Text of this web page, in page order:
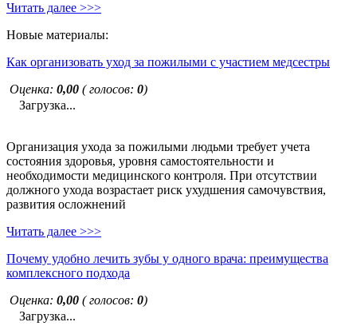
Читать далее >>>
Новые материалы:
Как организовать уход за пожилыми с участием медсестры
Оценка: 0,00 ( голосов: 0)
Загрузка...
Организация ухода за пожилыми людьми требует учета
состояния здоровья, уровня самостоятельности и
необходимости медицинского контроля. При отсутствии
должного ухода возрастает риск ухудшения самочувствия,
развития осложнений
Читать далее >>>
Почему удобно лечить зубы у одного врача: преимущества
комплексного подхода
Оценка: 0,00 ( голосов: 0)
Загрузка...